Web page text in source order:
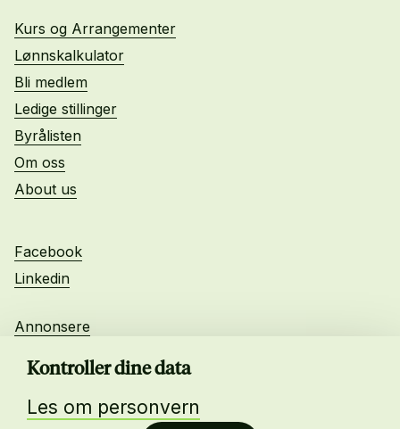
Kontroller dine data
Les om personvern
Kurs og Arrangementer
Lønnskalkulator
Bli medlem
Ledige stillinger
Byrålisten
Om oss
About us
Facebook
Linkedin
Annonsere
Daglig leder: